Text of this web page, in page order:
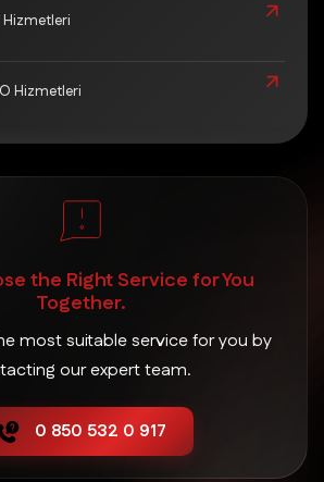
Hizmetleri
Hizmetleri
the Right Service for You
Together.
most suitable service for you by
our expert team.
0 850 532 0 917